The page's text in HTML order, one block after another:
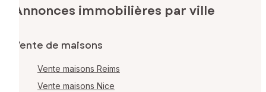
Annonces immobilières par ville
Vente de maisons
Vente maisons Reims
Vente maisons Nice